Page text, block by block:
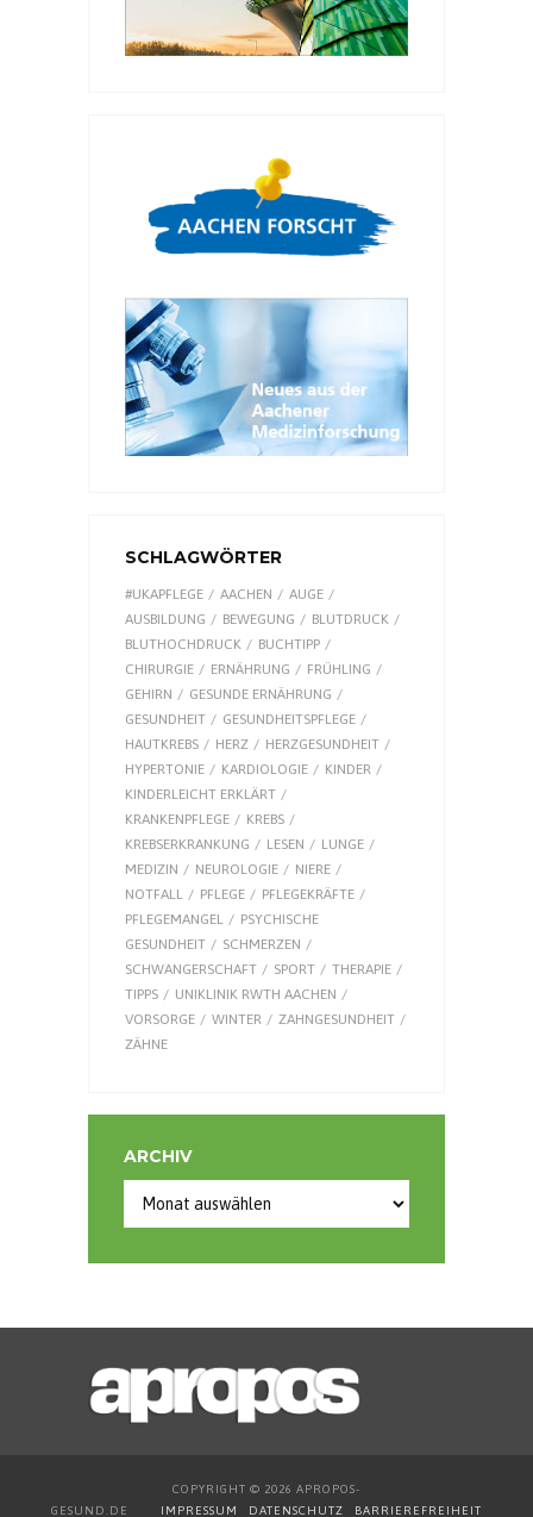
SCHLAGWÖRTER
#UKAPFLEGE AACHEN
AUGE
AUSBILDUNG
BEWEGUNG
BLUTDRUCK
BLUTHOCHDRUCK
BUCHTIPP
CHIRURGIE
ERNÄHRUNG
FRÜHLING
GEHIRN
GESUNDE ERNÄHRUNG
GESUNDHEIT
GESUNDHEITSPFLEGE
HAUTKREBS
HERZ
HERZGESUNDHEIT
HYPERTONIE
KARDIOLOGIE
KINDER
KINDERLEICHT ERKLÄRT
KRANKENPFLEGE
KREBS
KREBSERKRANKUNG
LESEN
LUNGE
MEDIZIN
NEUROLOGIE
NIERE
NOTFALL
PFLEGE
PFLEGEKRÄFTE
PFLEGEMANGEL
PSYCHISCHE
GESUNDHEIT
SCHMERZEN
SCHWANGERSCHAFT
SPORT
THERAPIE
TIPPS
UNIKLINIK RWTH AACHEN
VORSORGE
WINTER
ZAHNGESUNDHEIT
ZÄHNE
ARCHIV
COPYRIGHT © 2026 APROPOS-
GESUND.DE IMPRESSUM DATENSCHUTZ BARRIEREFREIHEIT